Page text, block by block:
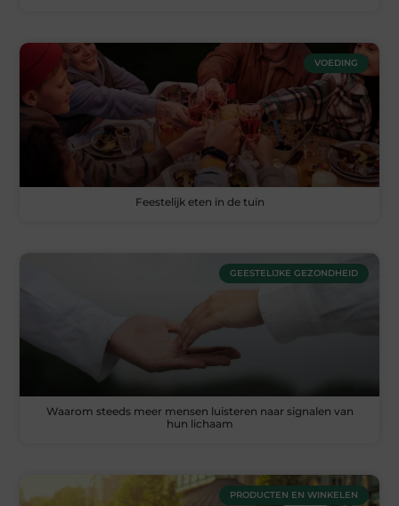
VOEDING
Feestelijk eten in de tuin
GEESTELIJKE GEZONDHEID
Waarom steeds meer mensen luisteren naar signalen van
hun lichaam
PRODUCTEN EN WINKELEN